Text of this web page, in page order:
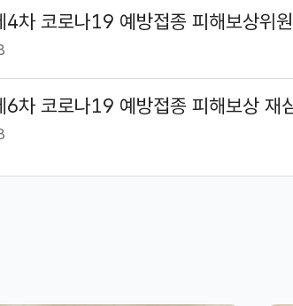
차 코로나19 예방접종 피해보상위